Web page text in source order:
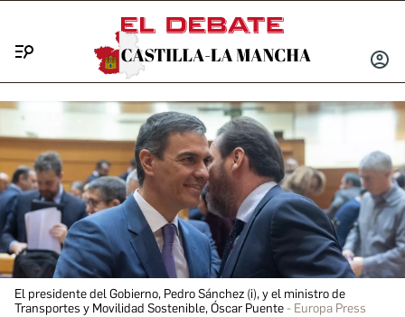
INICIAR
El presidente del Gobierno, Pedro Sánchez (i), y el ministro de
Transportes y Movilidad Sostenible, Óscar Puente
Europa Press